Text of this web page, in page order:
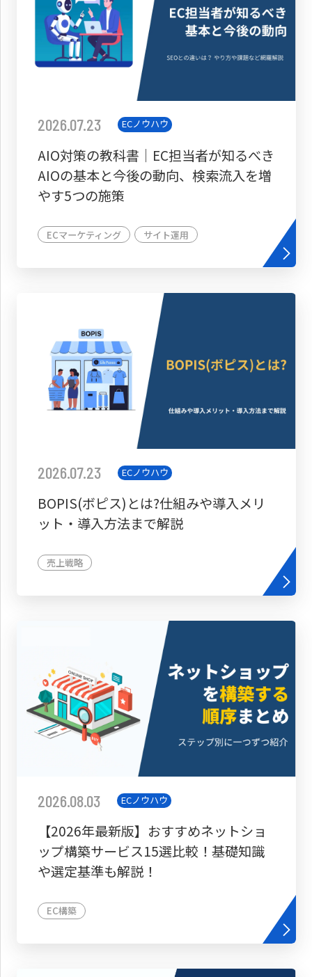
2026.07.23 ECノウハウ
AIO対策の教科書│EC担当者が知るべき
AIOの基本と今後の動向、検索流入を増
やす5つの施策
ECマーケティング サイト運用
2026.07.23 ECノウハウ
BOPIS(ボピス)とは?仕組みや導入メリ
ット・導入方法まで解説
売上戦略
2026.08.03 ECノウハウ
【2026年最新版】おすすめネットショ
ップ構築サービス15選比較！基礎知識
や選定基準も解説！
EC構築